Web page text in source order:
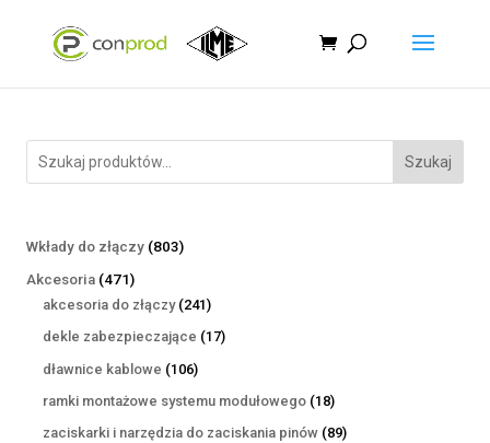
Szukaj
Wkłady do złączy 803803
Akcesoria 471471
produktów
akcesoria do złączy 241241
produktów
dekle zabezpieczające 1717
dławnice kablowe 106106
produktów
ramki montażowe systemu modułowego 1818
produktów
zaciskarki i narzędzia do zaciskania pinów 8989